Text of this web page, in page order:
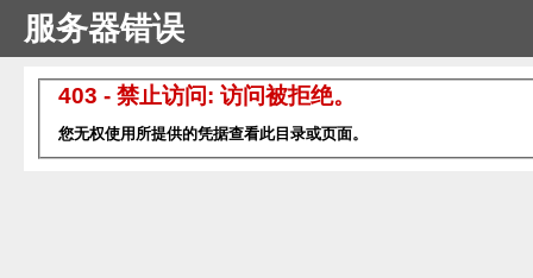
服务器错误
403 - 禁止访问: 访问被拒绝。
您无权使用所提供的凭据查看此目录或页面。